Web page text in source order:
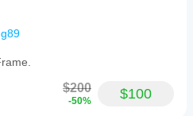
$200
-50% $100